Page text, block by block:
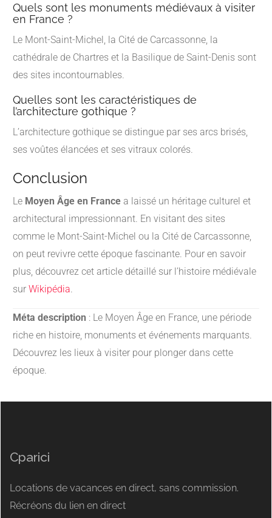
Quels sont les monuments médiévaux à visiter
en France ?
Le Mont-Saint-Michel, la Cité de Carcassonne, la
cathédrale de Chartres et la Basilique de Saint-Denis sont
des sites incontournables.
Quelles sont les caractéristiques de
l’architecture gothique ?
L’architecture gothique se distingue par ses arcs brisés,
ses voûtes élancées et ses vitraux colorés.
Conclusion
Le Moyen Âge en France a laissé un héritage culturel et
architectural impressionnant. En visitant des sites
comme le Mont-Saint-Michel ou la Cité de Carcassonne,
on peut revivre cette époque fascinante. Pour en savoir
plus, découvrez cet article détaillé sur l’histoire médiévale
sur Wikipédia
Méta description : Le Moyen Âge en France, une période
riche en histoire, monuments et événements marquants.
Découvrez les lieux à visiter pour plonger dans cette
époque.
Cparici
Locations de vacances en direct, sans commission.
Récréons du lien en direct